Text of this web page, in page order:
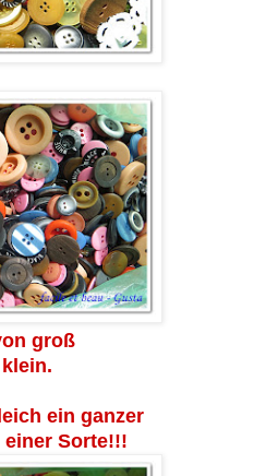
groß
ein ganzer
einer Sorte!!!